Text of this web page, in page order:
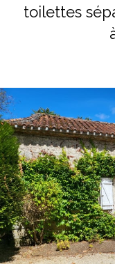
toilettes